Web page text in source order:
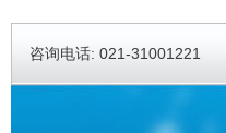
咨询电话: 021-31001221